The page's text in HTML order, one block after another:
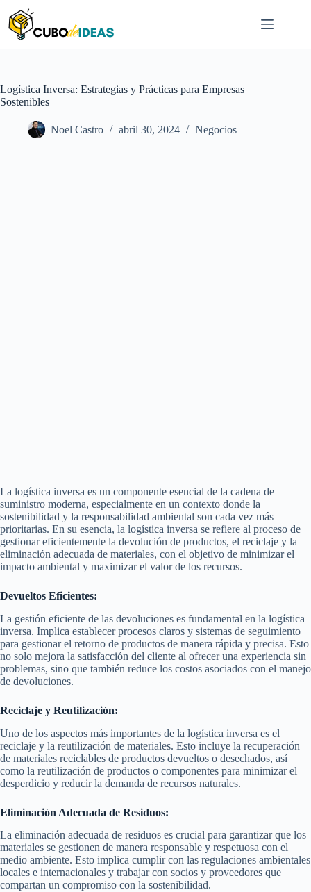
contenido
Logística Inversa: Estrategias y Prácticas para Empresas
Sostenibles
Noel Castro abril 30, 2024 Negocios
La logística inversa es un componente esencial de la cadena de
suministro moderna, especialmente en un contexto donde la
sostenibilidad y la responsabilidad ambiental son cada vez más
prioritarias. En su esencia, la logística inversa se refiere al proceso de
gestionar eficientemente la devolución de productos, el reciclaje y la
eliminación adecuada de materiales, con el objetivo de minimizar el
impacto ambiental y maximizar el valor de los recursos.
Devueltos Eficientes:
La gestión eficiente de las devoluciones es fundamental en la logística
inversa. Implica establecer procesos claros y sistemas de seguimiento
para gestionar el retorno de productos de manera rápida y precisa. Esto
no solo mejora la satisfacción del cliente al ofrecer una experiencia sin
problemas, sino que también reduce los costos asociados con el manejo
de devoluciones.
Reciclaje y Reutilización:
Uno de los aspectos más importantes de la logística inversa es el
reciclaje y la reutilización de materiales. Esto incluye la recuperación
de materiales reciclables de productos devueltos o desechados, así
como la reutilización de productos o componentes para minimizar el
desperdicio y reducir la demanda de recursos naturales.
Eliminación Adecuada de Residuos:
La eliminación adecuada de residuos es crucial para garantizar que los
materiales se gestionen de manera responsable y respetuosa con el
medio ambiente. Esto implica cumplir con las regulaciones ambientales
locales e internacionales y trabajar con socios y proveedores que
compartan un compromiso con la sostenibilidad.